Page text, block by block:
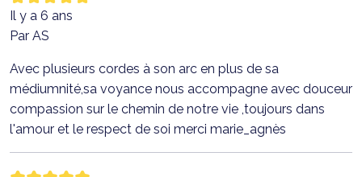
Il y a 6 ans
Par AS
Avec plusieurs cordes à son arc en plus de sa
médiumnité,sa voyance nous accompagne avec douceur
compassion sur le chemin de notre vie ,toujours dans
l'amour et le respect de soi merci marie_agnès